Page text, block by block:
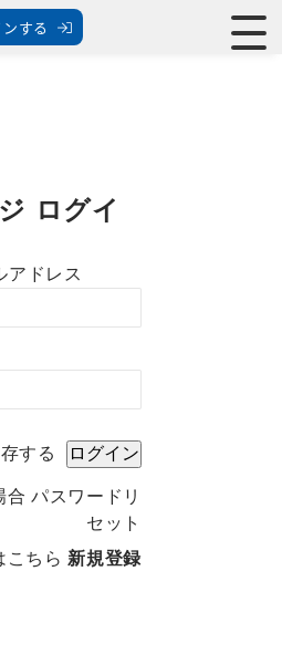
する
ログイ
アドレス
する
合 パスワードリ
セット
こちら 新規登録